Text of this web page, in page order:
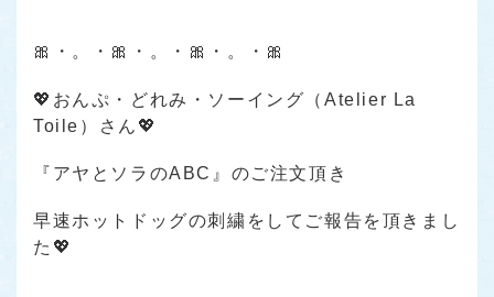
🎀・。・🎀・。・🎀・。・🎀
💖おんぷ・どれみ・ソーイング（Atelier La
Toile）さん💖
『アヤとソラのABC』のご注文頂き
早速ホットドッグの刺繍をしてご報告を頂きまし
た💖